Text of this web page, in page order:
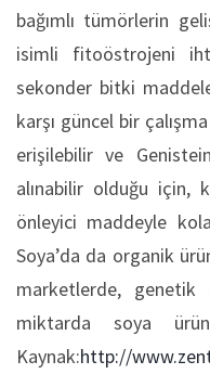
bağımlı tümörlerin
isimli fitoöstrojeni
sekonder bitki
karşı güncel bir
erişilebilir ve
alınabilir olduğu için,
önleyici maddeyle
Soya’da da organik
marketlerde,
miktarda soya
Kaynak:http://